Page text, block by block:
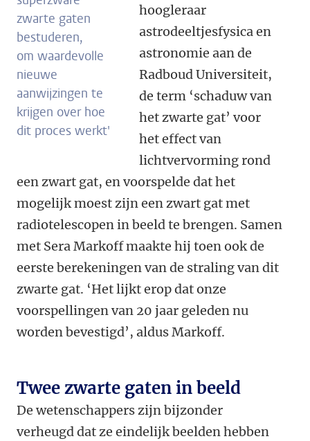
zwarte gaten
bestuderen,
om waardevolle
nieuwe
aanwijzingen te
krijgen over hoe
dit proces werkt'
hoogleraar
astrodeeltjesfysica en
astronomie aan de
Radboud Universiteit,
de term ‘schaduw van
het zwarte gat’ voor
het effect van
lichtvervorming rond
een zwart gat, en voorspelde dat het
mogelijk moest zijn een zwart gat met
radiotelescopen in beeld te brengen. Samen
met Sera Markoff maakte hij toen ook de
eerste berekeningen van de straling van dit
zwarte gat. ‘Het lijkt erop dat onze
voorspellingen van 20 jaar geleden nu
worden bevestigd’, aldus Markoff.
Twee zwarte gaten in beeld
De wetenschappers zijn bijzonder
verheugd dat ze eindelijk beelden hebben